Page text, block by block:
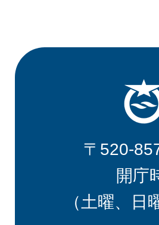
〒520-
開庁
（土曜、